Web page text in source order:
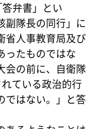
弁書」とい
副隊長の同行」に
省人事教育局及び
ったものではな
会の前に、自衛隊
ている政治的行
ではない。」と答